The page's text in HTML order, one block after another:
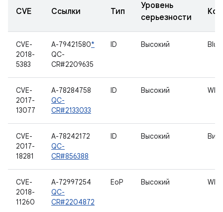
CVE Ссылки Тип
Уровень
серьезности
CVE-
2018-
5383
A-79421580*
QC-
CR#2209635
ID Высокий
CVE-
2017-
13077
A-78284758
QC-
CR#2133033
ID Высокий
CVE-
2017-
18281
A-78242172
QC-
CR#856388
ID Высокий
CVE-
2018-
11260
A-72997254
QC-
CR#2204872
EoP Высокий